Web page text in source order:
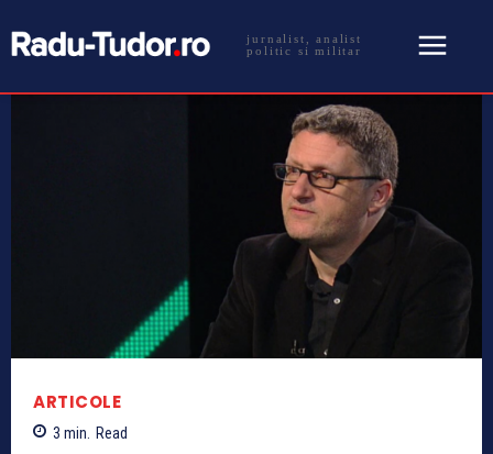
jurnalist, analist
politic si militar
ARTICOLE
3 min. Read